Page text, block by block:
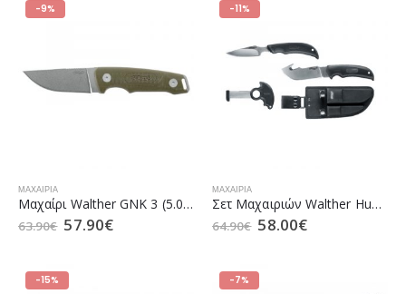
-9%
ΜΑΧΑΊΡΙΑ
Μαχαίρι Walther GNK 3 (5.0877)
63.90€ 57.90€
-11%
ΜΑΧΑΊΡΙΑ
Σετ Mαχαιριών Walther Hunting Knife (5.0735)
64.90€ 58.00€
-15% -7%